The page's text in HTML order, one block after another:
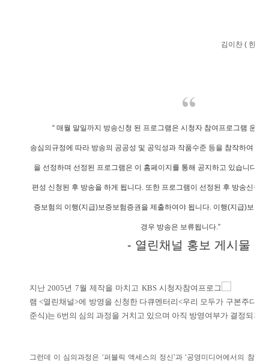
김이찬 ( 한국
“ 매월 말일까지 방송신청 된 프로그램은 시청자 참여프로그램 운영
송심의규정에 따라 방송의 공공성 및 공익성과 작품수준 등을 참작하여 면
을 선정하며 선정된 프로그램은 이 홈페이지를 통해 공지하고 있습니다.
편성 신청된 후 방송을 하게 됩니다. 또한 프로그램이 선정된 후 방송신청
증보험의 이행(지급)보증보험증권을 제출하여야 됩니다. 이행(지급)보증
경우 방송은 보류됩니다.”
- 열린채널 홍보 게시물
지난 2005년 7월 제작을 마치고 KBS 시청자참여프로그
램 <열린채널>에 방영을 신청한 다큐멘터리<우리 모두가 구본주다>(
준식)는 6번의 심의 과정을 거치고 있으며 아직 방영여부가 결정되지
그런데 이 심의과정은 ‘퍼블릭 액세스의 정신’과 ‘공영미디어에서의 참여